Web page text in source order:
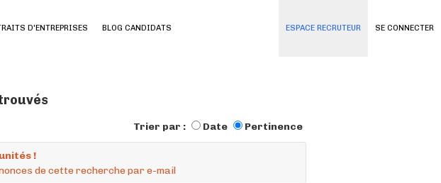
SE CONNECTER
D'ENTREPRISES BLOG CANDIDATS ESPACE RECRUTEUR
Trier par : Date Pertinence
!
de cette recherche par e-mail